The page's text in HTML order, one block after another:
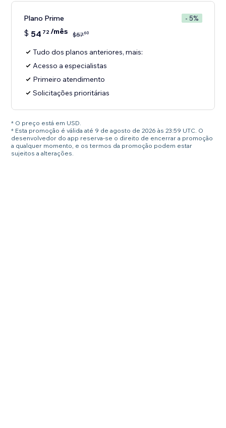
Plano Prime - 5%
$ 54 72/mês $5760
Tudo dos planos anteriores, mais:
Acesso a especialistas
Primeiro atendimento
Solicitações prioritárias
* O preço está em USD.
* Esta promoção é válida até 9 de agosto de 2026 às 23:59 UTC. O
desenvolvedor do app reserva-se o direito de encerrar a promoção
a qualquer momento, e os termos da promoção podem estar
sujeitos a alterações.